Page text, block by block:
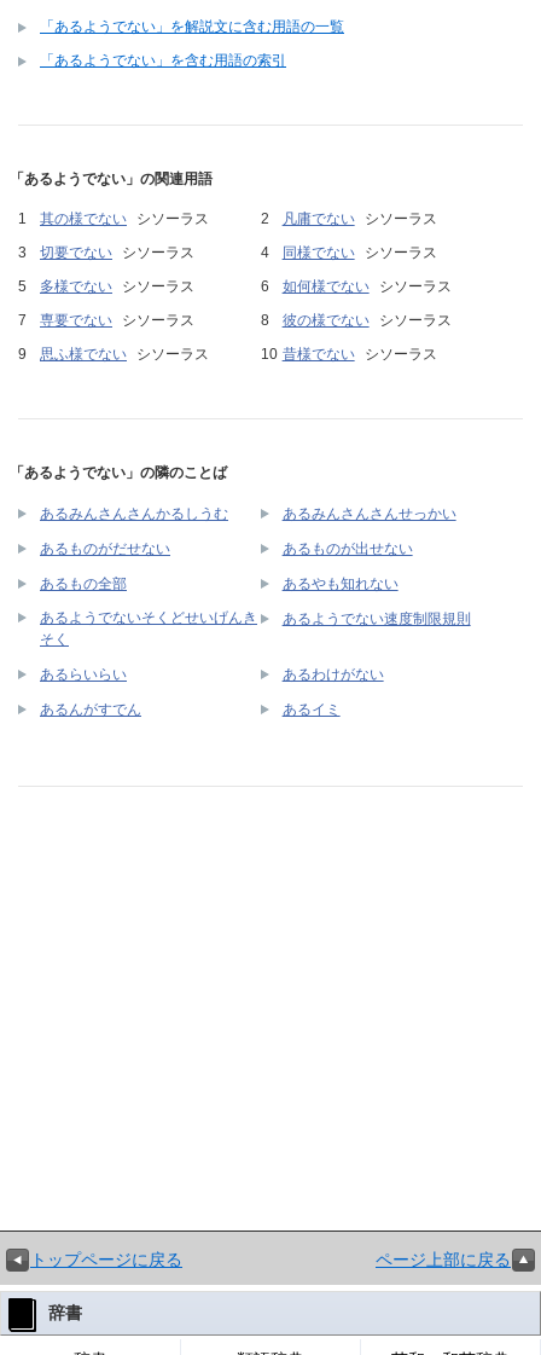
「あるようでない」を解説文に含む用語の一覧
「あるようでない」を含む用語の索引
「あるようでない」の関連用語
其の様でない シソーラス 凡庸でない
シソーラス
切要でない
シソーラス 同様でない
シソーラス
多様でない
シソーラス 如何様でない
シソーラス
専要でない
シソーラス 彼の様でない
シソーラス
思ふ様でない
シソーラス 昔様でない シソーラス
「あるようでない」の隣のことば
あるみんさんさんかるしうむ あるみんさんさんせっかい
あるものがだせない あるものが出せない
あるもの全部
あるやも知れない
あるようでないそくどせいげんき
そく
あるようでない速度制限規則
あるらいらい あるわけがない
あるんがすでん あるイミ
トップページに戻る ページ上部に戻る
辞書